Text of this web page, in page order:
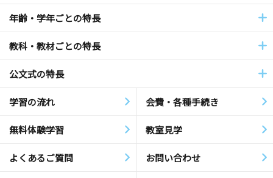
年齢・学年ごとの特長
教科・教材ごとの特長
公文式の特長
学習の流れ 会費・各種手続き
無料体験学習 教室見学
よくあるご質問 お問い合わせ